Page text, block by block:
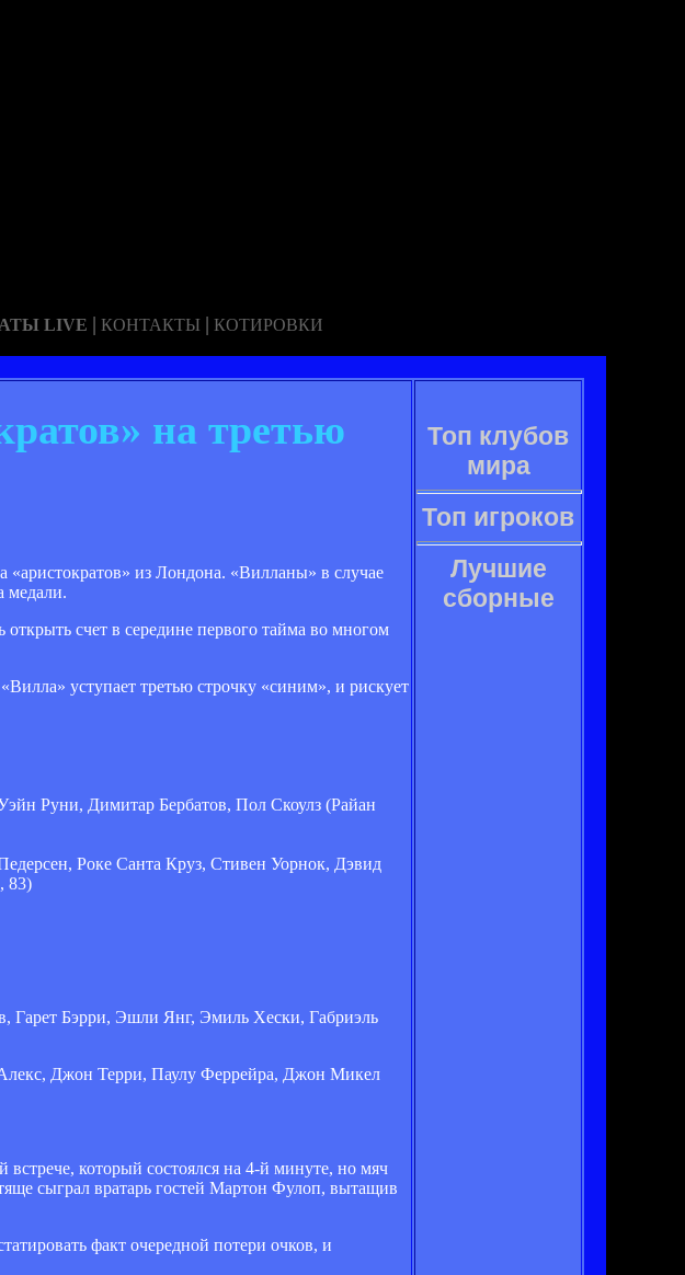
LIVE | КОНТАКТЫ | КОТИРОВКИ
на третью
«аристократов» из Лондона. «Вилланы» в случае
медали.
счет в середине первого тайма во многом
уступает третью строчку «синим», и рискует
Руни, Димитар Бербатов, Пол Скоулз (Райан
Роке Санта Круз, Стивен Уорнок, Дэвид
83)
Гарет Бэрри, Эшли Янг, Эмиль Хески, Габриэль
Джон Терри, Паулу Феррейра, Джон Микел
который состоялся на 4-й минуте, но мяч
сыграл вратарь гостей Мартон Фулоп, вытащив
факт очередной потери очков, и
Топ клубов
мира
Топ игроков
Лучшие
сборные